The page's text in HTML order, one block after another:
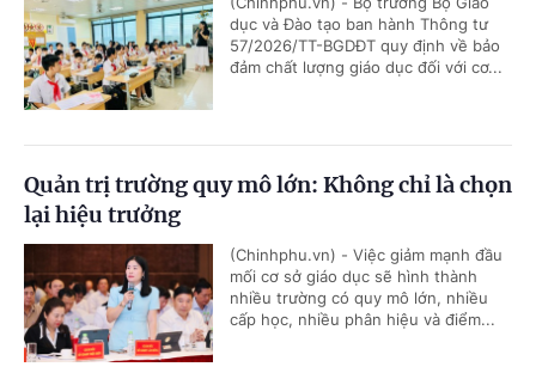
dục và Đào tạo ban hành Thông tư
57/2026/TT-BGDĐT quy định về bảo
đảm chất lượng giáo dục đối với cơ...
Quản trị trường quy mô lớn: Không chỉ là chọn
lại hiệu trưởng
(Chinhphu.vn) - Việc giảm mạnh đầu
mối cơ sở giáo dục sẽ hình thành
nhiều trường có quy mô lớn, nhiều
cấp học, nhiều phân hiệu và điểm...